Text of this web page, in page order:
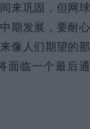
来巩固，但网球
期发展，要耐心
像人们期望的那
面临一个最后通